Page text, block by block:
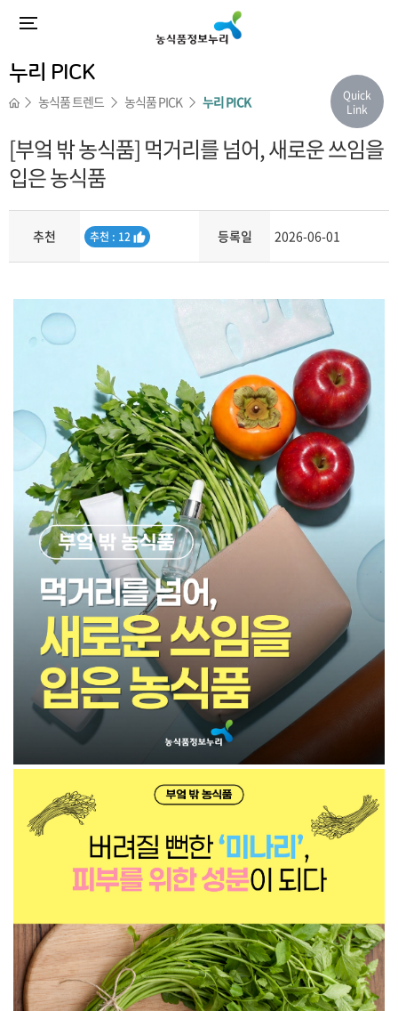
누리 PICK
농식품 트렌드 농식품 PICK 누리 PICK
[부엌 밖 농식품] 먹거리를 넘어, 새로운 쓰임을
입은 농식품
추천
추
추천 : 12 등록일 2026-06-01
Quick
Link